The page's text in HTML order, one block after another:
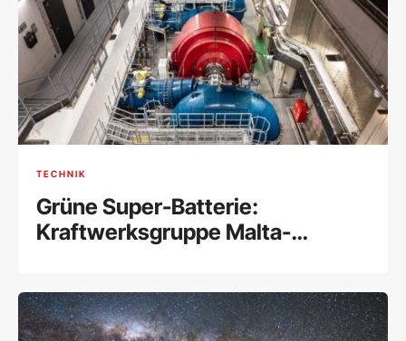
TECHNIK
Grüne Super-Batterie:
Kraftwerksgruppe Malta-